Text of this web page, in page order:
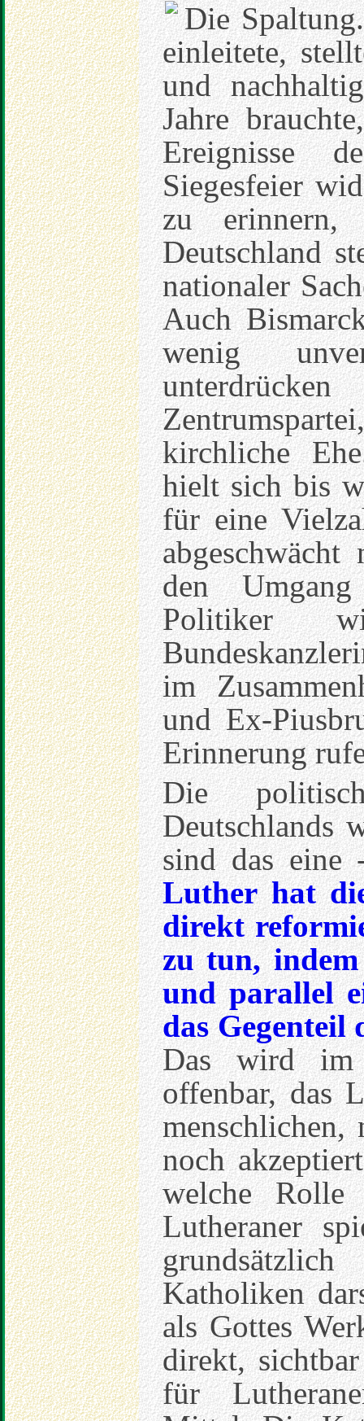
Die
einleitete,
und
Jahre
Ereignisse
Siegesfeier
zu erinnern,
Deutschland
nationaler
Auch
wenig
kirchliche
hielt sich bis
für eine
den
Politiker
im
und Ex-
Erinnerung
Die
Deutschlands
sind das eine
Luther hat
direkt
zu tun,
und parallel
das Gegenteil
Das wird im
offenbar, das
menschlichen,
noch
welche
Lutheraner
Katholiken
als Gottes
direkt,
für